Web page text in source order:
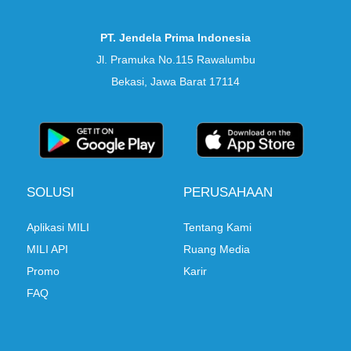
PT. Jendela Prima Indonesia
Jl. Pramuka No.115 Rawalumbu
Bekasi, Jawa Barat 17114
SOLUSI
Aplikasi MILI
MILI API
Promo
FAQ
PERUSAHAAN
Tentang Kami
Ruang Media
Karir